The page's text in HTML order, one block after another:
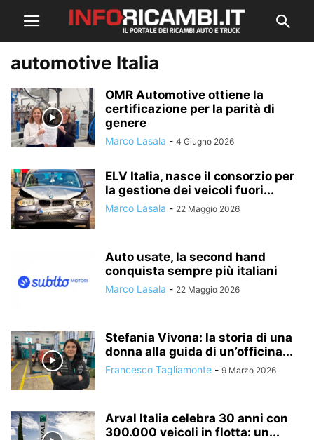
automotive Italia
OMR Automotive ottiene la
certificazione per la parità di
genere
Marco Lasala - 4 Giugno 2026
ELV Italia, nasce il consorzio per
la gestione dei veicoli fuori...
Marco Lasala - 22 Maggio 2026
Auto usate, la second hand
conquista sempre più italiani
Marco Lasala - 22 Maggio 2026
Stefania Vivona: la storia di una
donna alla guida di un’officina...
Francesco Tagliamonte - 9 Marzo 2026
Arval Italia celebra 30 anni con
300.000 veicoli in flotta: un...